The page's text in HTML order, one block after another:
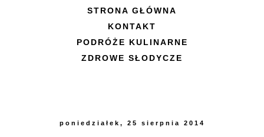
STRONA GŁÓWNA
KONTAKT
PODRÓŻE KULINARNE
ZDROWE SŁODYCZE
poniedziałek, 25 sierpnia 2014